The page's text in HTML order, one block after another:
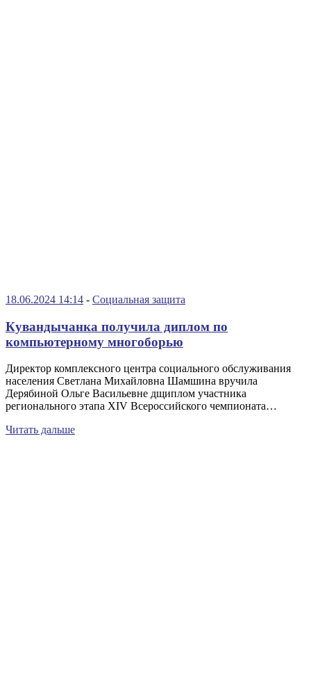
18.06.2024 14:14 - Социальная защита
Кувандычанка получила диплом по
компьютерному многоборью
Директор комплексного центра социального обслуживания
населения Светлана Михайловна Шамшина вручила
Дерябиной Ольге Васильевне дщиплом участника
регионального этапа XIV Всероссийского чемпионата…
Читать дальше